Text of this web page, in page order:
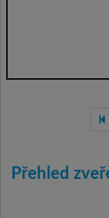
Přehled